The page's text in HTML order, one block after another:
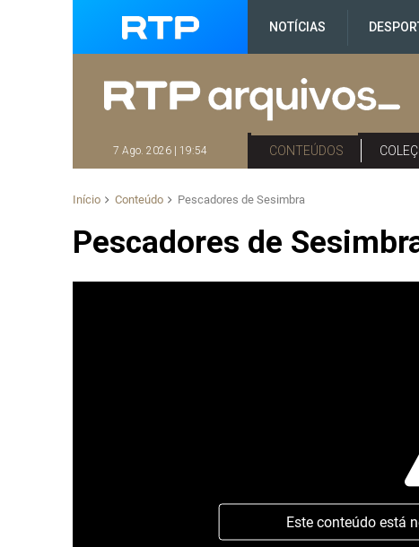
NOTÍCIAS
7 Ago. 2026 | 19:54 CONTEÚDOS
Início Conteúdo Pescadores de Sesimbra
Pescadores de
Este conteúdo está